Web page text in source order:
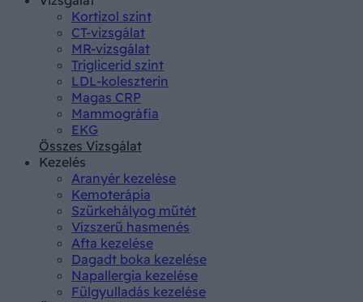
Kortizol szint
CT-vizsgálat
MR-vizsgálat
Triglicerid szint
LDL-koleszterin
Magas CRP
Mammográfia
EKG
Összes Vizsgálat
Kezelés
Aranyér kezelése
Kemoterápia
Szürkehályog műtét
Vízszerű hasmenés
Afta kezelése
Dagadt boka kezelése
Napallergia kezelése
Fülgyulladás kezelése